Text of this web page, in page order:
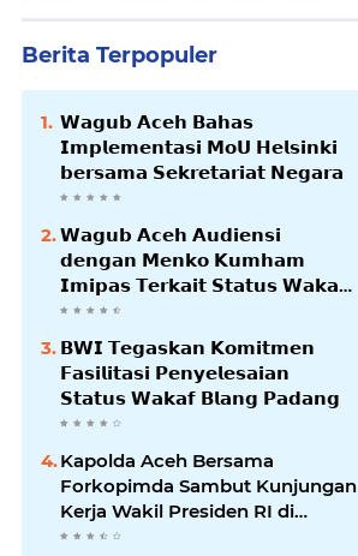
Berita Terpopuler
𝗪𝗮𝗴𝘂𝗯 𝗔𝗰𝗲𝗵 𝗕𝗮𝗵𝗮𝘀
𝗜𝗺𝗽𝗹𝗲𝗺𝗲𝗻𝘁𝗮𝘀𝗶 𝗠𝗼𝗨 𝗛𝗲𝗹𝘀𝗶𝗻𝗸𝗶
𝗯𝗲𝗿𝘀𝗮𝗺𝗮 𝗦𝗲𝗸𝗿𝗲𝘁𝗮𝗿𝗶𝗮𝘁 𝗡𝗲𝗴𝗮𝗿𝗮
𝗪𝗮𝗴𝘂𝗯 𝗔𝗰𝗲𝗵 𝗔𝘂𝗱𝗶𝗲𝗻𝘀𝗶
𝗱𝗲𝗻𝗴𝗮𝗻 𝗠𝗲𝗻𝗸𝗼 𝗞𝘂𝗺𝗵𝗮𝗺
𝗜𝗺𝗶𝗽𝗮𝘀 𝗧𝗲𝗿𝗸𝗮𝗶𝘁 𝗦𝘁𝗮𝘁𝘂𝘀 𝗪𝗮𝗸𝗮𝗳
𝗕𝗹𝗮𝗻𝗴𝗽𝗮𝗱𝗮𝗻𝗴
𝗕𝗪𝗜 𝗧𝗲𝗴𝗮𝘀𝗸𝗮𝗻 𝗞𝗼𝗺𝗶𝘁𝗺𝗲𝗻
𝗙𝗮𝘀𝗶𝗹𝗶𝘁𝗮𝘀𝗶 𝗣𝗲𝗻𝘆𝗲𝗹𝗲𝘀𝗮𝗶𝗮𝗻
𝗦𝘁𝗮𝘁𝘂𝘀 𝗪𝗮𝗸𝗮𝗳 𝗕𝗹𝗮𝗻𝗴 𝗣𝗮𝗱𝗮𝗻𝗴
Kapolda Aceh Bersama
Forkopimda Sambut Kunjungan
Kerja Wakil Presiden RI di
Kabupaten Bireuen